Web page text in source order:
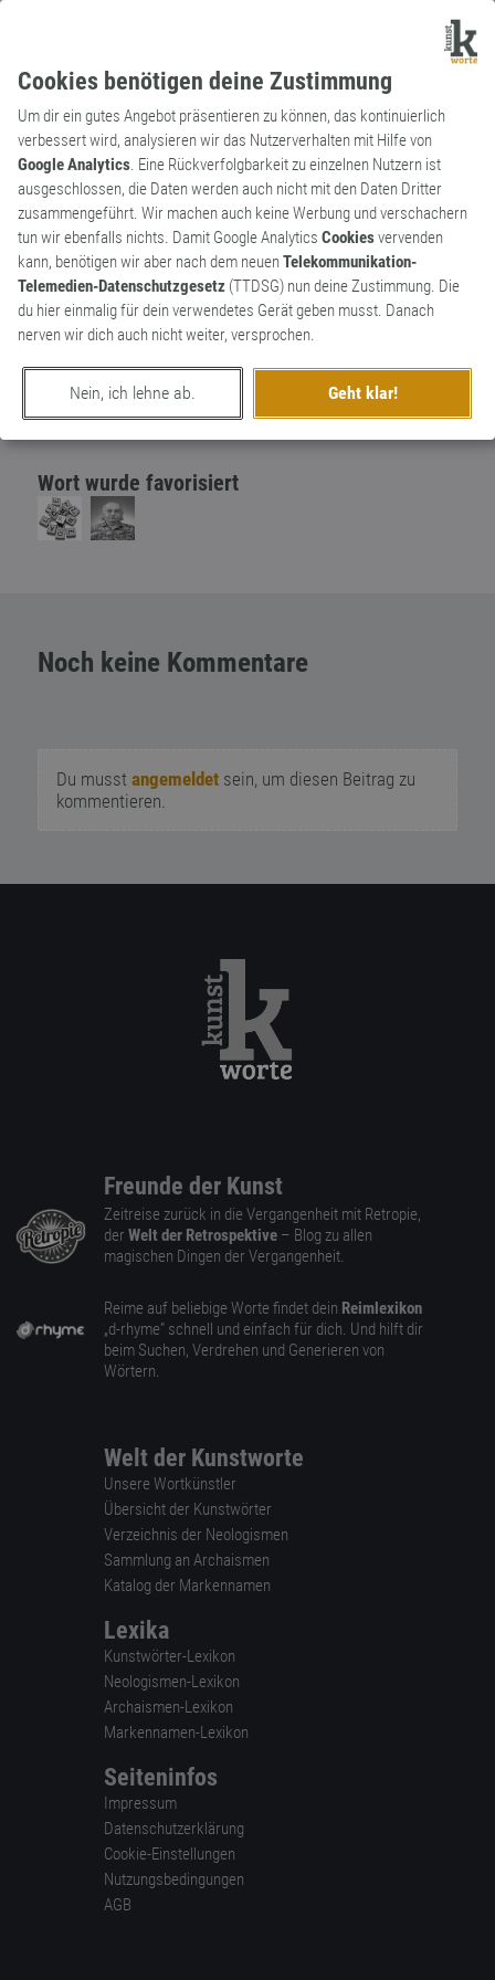
Cookies benötigen deine Zustimmung
Um dir ein gutes Angebot präsentieren zu können, das kontinuierlich
verbessert wird, analysieren wir das Nutzerverhalten mit Hilfe von
Google Analytics. Eine Rückverfolgbarkeit zu einzelnen Nutzern ist
ausgeschlossen, die Daten werden auch nicht mit den Daten Dritter
zusammengeführt. Wir machen auch keine Werbung und verschachern
tun wir ebenfalls nichts. Damit Google Analytics Cookiesvervenden
kann, benötigen wir aber nach dem neuenTelekommunikation-
Telemedien-Datenschutzgesetz (TTDSG) nun deine Zustimmung. Die
du hier einmalig für dein verwendetes Gerät geben musst. Danach
nerven wir dich auch nicht weiter, versprochen.
Nein, ich lehne ab. Geht klar!
Kunstwort
Adjektiv
fotogähn
Völlig ausdrucks-, wie belangloses
Fotomotiv
0
erschaffen von Martin Söchting
am 28. Januar 2014
Wort wurde favorisiert
Noch keine Kommentare
Du musst angemeldetsein, um diesen Beitrag zu
kommentieren.
Freunde der Kunst
Zeitreise zurück in die Vergangenheit mit Retropie,
der Welt der Retrospektive – Blog zu allen
magischen Dingen der Vergangenheit.
Reime auf beliebige Worte findet dein Reimlexikon
„d-rhyme” schnell und einfach für dich. Und hilft dir
beim Suchen, Verdrehen und Generieren von
Wörtern.
Welt der Kunstworte
Unsere Wortkünstler
Übersicht der Kunstwörter
Verzeichnis der Neologismen
Sammlung an Archaismen
Katalog der Markennamen
Lexika
Kunstwörter-Lexikon
Neologismen-Lexikon
Archaismen-Lexikon
Markennamen-Lexikon
Seiteninfos
Impressum
Datenschutzerklärung
Cookie-Einstellungen
Nutzungsbedingungen
AGB